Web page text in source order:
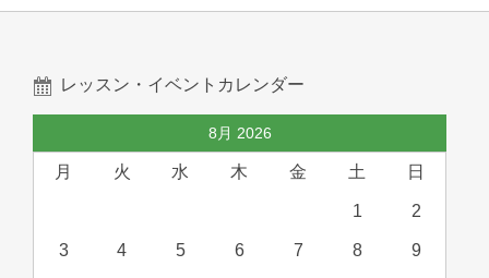
レッスン・イベントカレンダー
8月 2026
月 火 水 木 金 土 日
1 2
3 4 5 6 7 8 9